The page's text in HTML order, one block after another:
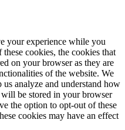
your experience while you
cookies, the cookies that
on your browser as they are
of the website. We
analyze and understand how
be stored in your browser
the option to opt-out of these
cookies may have an effect